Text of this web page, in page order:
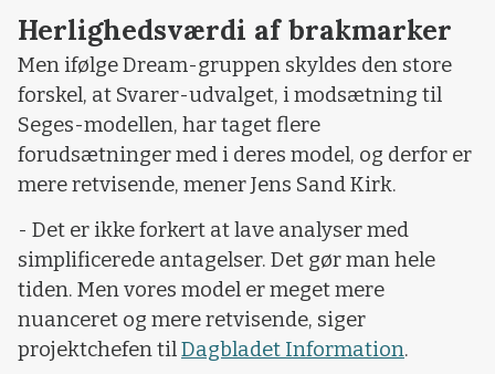
Herlighedsværdi af brakmarker
Men ifølge Dream-gruppen skyldes den store
forskel, at Svarer-udvalget, i modsætning til
Seges-modellen, har taget flere
forudsætninger med i deres model, og derfor er
mere retvisende, mener Jens Sand Kirk.
- Det er ikke forkert at lave analyser med
simplificerede antagelser. Det gør man hele
tiden. Men vores model er meget mere
nuanceret og mere retvisende, siger
projektchefen tilDagbladet Information.